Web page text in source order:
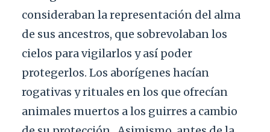
consideraban la representación del alma
de sus ancestros, que sobrevolaban los
cielos para vigilarlos y así poder
protegerlos. Los aborígenes hacían
rogativas y rituales en los que ofrecían
animales muertos a los guirres a cambio